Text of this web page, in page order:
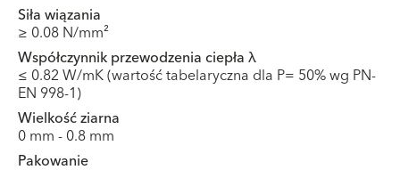
Siła wiązania
≥ 0.08 N/mm²
Współczynnik przewodzenia ciepła λ
≤ 0.82 W/mK (wartość tabelaryczna dla P= 50% wg PN-
EN 998-1)
Wielkość ziarna
0 mm - 0.8 mm
Pakowanie